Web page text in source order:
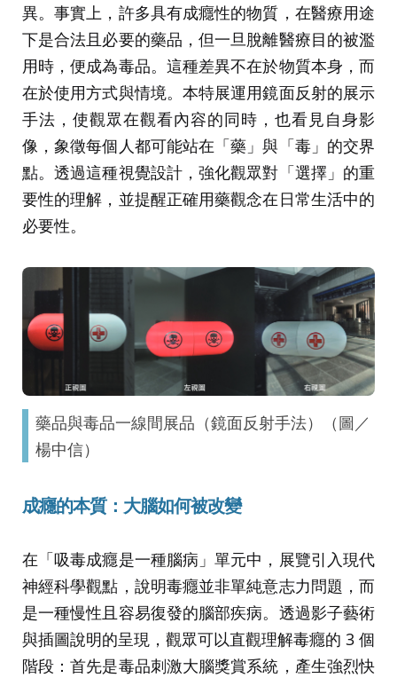
異。事實上，許多具有成癮性的物質，在醫療用途
下是合法且必要的藥品，但一旦脫離醫療目的被濫
用時，便成為毒品。這種差異不在於物質本身，而
在於使用方式與情境。本特展運用鏡面反射的展示
手法，使觀眾在觀看內容的同時，也看見自身影
像，象徵每個人都可能站在「藥」與「毒」的交界
點。透過這種視覺設計，強化觀眾對「選擇」的重
要性的理解，並提醒正確用藥觀念在日常生活中的
必要性。
藥品與毒品一線間展品（鏡面反射手法）（圖／
楊中信）
成癮的本質：大腦如何被改變
在「吸毒成癮是一種腦病」單元中，展覽引入現代
神經科學觀點，說明毒癮並非單純意志力問題，而
是一種慢性且容易復發的腦部疾病。透過影子藝術
與插圖說明的呈現，觀眾可以直觀理解毒癮的 3 個
階段：首先是毒品刺激大腦獎賞系統，產生強烈快